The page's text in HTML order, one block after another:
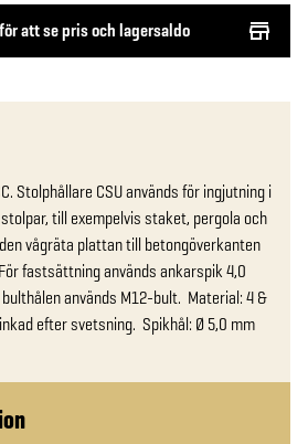
att se pris och lagersaldo
Stolphållare CSU används för ingjutning i
till exempelvis staket, pergola och
vågräta plattan till betongöverkanten
fastsättning används ankarspik 4,0
används M12-bult.  Material: 4 &
efter svetsning.  Spikhål: Ø 5,0 mm